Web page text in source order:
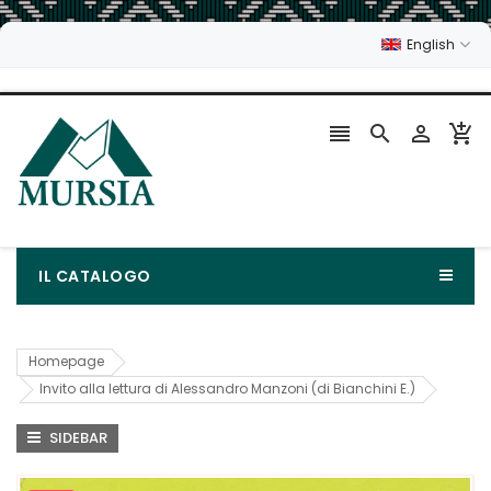
English
   
IL CATALOGO
Homepage
Invito alla lettura di Alessandro Manzoni (di Bianchini E.)
SIDEBAR